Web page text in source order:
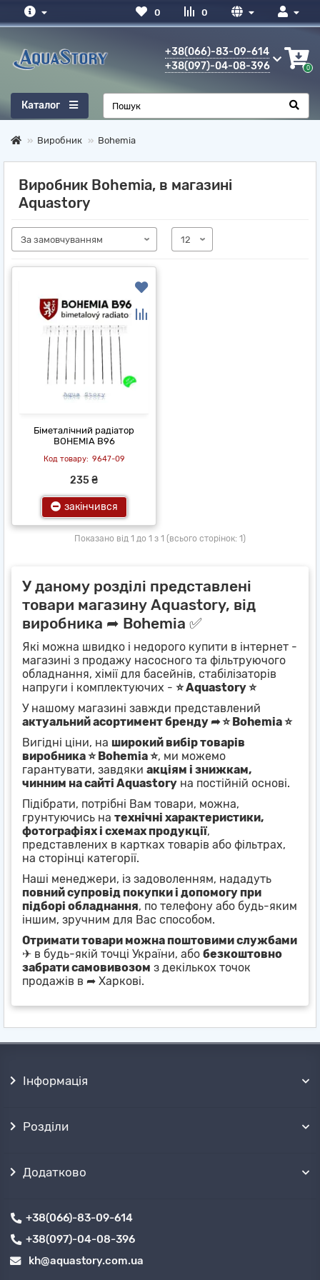
0
0
+38(066)-83-09-614
+38(097)-04-08-396
0
Каталог
Виробник Bohemia
Виробник Bohemia, в магазині
Aquastory
Біметалічний радіатор
BOHEMIA B96
9647-09
235 ₴
закінчився
Показано від 1 до 1 з 1 (всього сторінок: 1)
У даному розділі представлені
товари магазину Aquastory, від
виробника ➦ Bohemia ✅
Які можна швидко і недорого купити в інтернет -
магазині з продажу насосного та фільтруючого
обладнання, хімії для басейнів, стабілізаторів
напруги і комплектуючих - ⭐ Aquastory ⭐
У нашому магазині завжди представлений
актуальний асортимент бренду ➦ ⭐ Bohemia ⭐
Вигідні ціни, на широкий вибір товарів
виробника ⭐ Bohemia ⭐, ми можемо
гарантувати, завдяки акціям і знижкам,
чинним на сайті Aquastory на постійній основі.
Підібрати, потрібні Вам товари, можна,
грунтуючись на технічні характеристики,
фотографіях і схемах продукції,
представлених в картках товарів або фільтрах,
на сторінці категорії.
Наші менеджери, із задоволенням, нададуть
повний супровід покупки і допомогу при
підборі обладнання, по телефону або будь-яким
іншим, зручним для Вас способом.
Отримати товари можна поштовими службами
✈ в будь-якій точці України, або безкоштовно
забрати самовивозом з декількох точок
продажів в ➦ Харкові.
Інформація
Розділи
Додатково
+38(066)-83-09-614
+38(097)-04-08-396
kh@aquastory.com.ua